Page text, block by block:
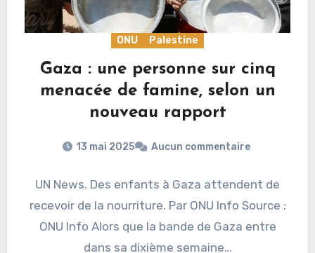
ONU Palestine
Gaza : une personne sur cinq
menacée de famine, selon un
nouveau rapport
13 mai 2025 Aucun commentaire
UN News. Des enfants à Gaza attendent de
recevoir de la nourriture. Par ONU Info Source :
ONU Info Alors que la bande de Gaza entre
dans sa dixième semaine…